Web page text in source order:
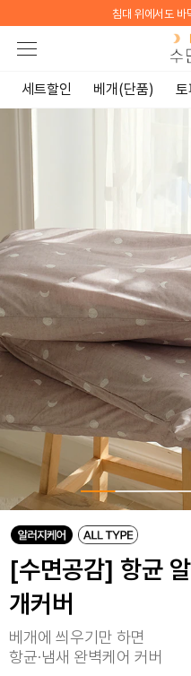
[WELCOME] 지금 가입
세트할인 베개(단품) 토
[수면공감] 항균
개커버
베개에 씌우기만 하면
항균·냄새 완벽케어 커버